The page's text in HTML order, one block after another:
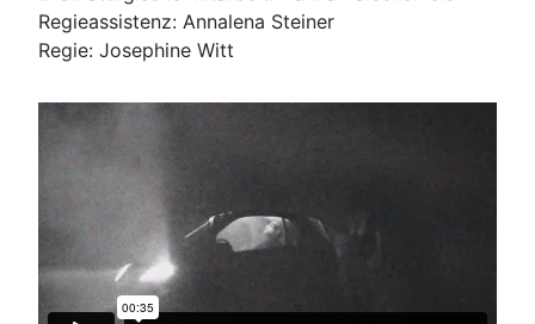
Regieassistenz: Annalena Steiner
Regie: Josephine Witt